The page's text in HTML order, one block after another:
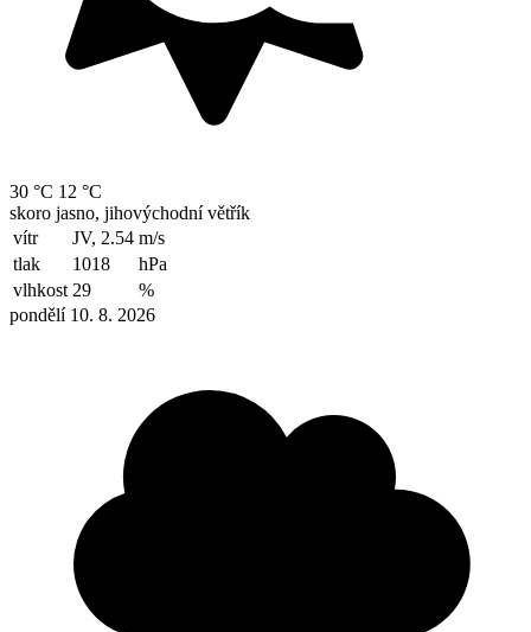
30 °C 12 °C
skoro jasno, jihovýchodní větřík
vítr
JV, 2.54 m/s
tlak
1018
hPa
vlhkost 29
%
pondělí 10. 8. 2026